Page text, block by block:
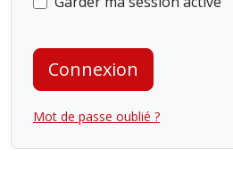
Connexion
Mot de passe oublié ?